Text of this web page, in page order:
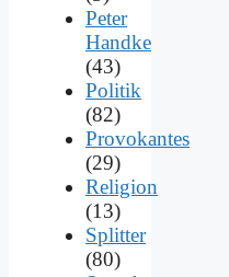
Peter
Handke
(43)
Politik
(82)
Provokantes
(29)
Religion
(13)
Splitter
(80)